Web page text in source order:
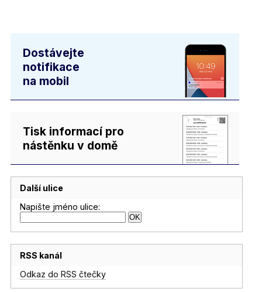
Dostávejte
notifikace
na mobil
Tisk informací pro
nástěnku v domě
Další ulice
Napište jméno ulice:
RSS kanál
Odkaz do RSS čtečky